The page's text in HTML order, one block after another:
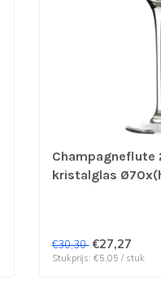
Champagneflute
kristalglas
€30,30 €27,27
Stukprijs: €5,05 / stuk